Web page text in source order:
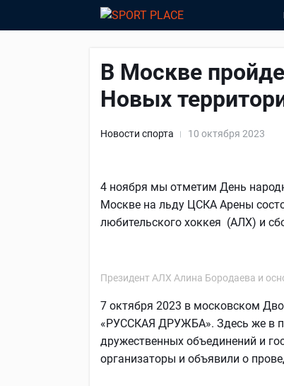
В Москве
Новых
Новости спорта 10 октября 2023
4 ноября мы отметим День
Москве на льду ЦСКА Арены
любительского хоккея (АЛХ) и
Президент АЛХ Алина Бородаева и
7 октября 2023 в московском
«РУССКАЯ ДРУЖБА». Здесь же в
дружественных объединений и
организаторы и объявили о